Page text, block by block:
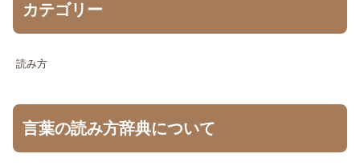
カテゴリー
読み方
言葉の読み方辞典について